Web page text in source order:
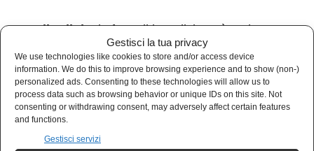
Gestisci la tua privacy
We use technologies like cookies to store and/or access device
information. We do this to improve browsing experience and to show (non-)
personalized ads. Consenting to these technologies will allow us to
process data such as browsing behavior or unique IDs on this site. Not
consenting or withdrawing consent, may adversely affect certain features
and functions.
Gestisci servizi
Gagliardini6 in fase di interdizione è un buon
giocatore, in fase di costruzione lasciamo
perdere. Per Conte è un giocatore prezioso e
lo riconferma. Il suo lo fa ma è meno incisivo
della scorsa partita.